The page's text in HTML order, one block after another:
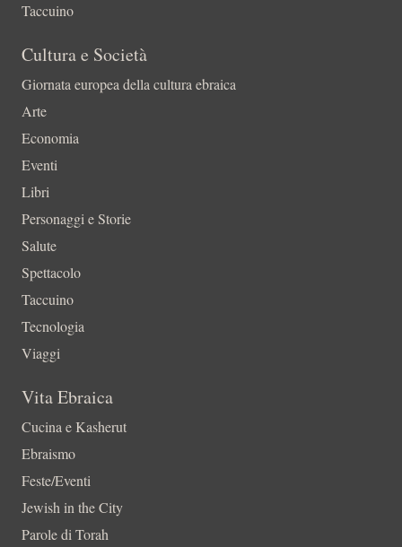
Taccuino
Cultura e Società
Giornata europea della cultura ebraica
Arte
Economia
Eventi
Libri
Personaggi e Storie
Salute
Spettacolo
Taccuino
Tecnologia
Viaggi
Vita Ebraica
Cucina e Kasherut
Ebraismo
Feste/Eventi
Jewish in the City
Parole di Torah